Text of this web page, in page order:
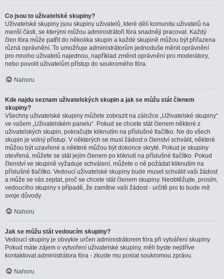
Co jsou to uživatelské skupiny?
Uživatelské skupiny jsou skupiny uživatelů, které dělí komunitu uživatelů na
menší části, se kterými můžou administrátoři fóra snadněji pracovat. Každý
člen fóra může patřit do několika skupin a každé skupině můžou být přiřazena
různá oprávnění. To umožňuje administrátorům jednoduše měnit oprávnění
pro mnoho uživatelů najednou, například změnit oprávnění pro moderátory,
nebo povolit uživatelům přístup do soukromého fóra.
Nahoru
Kde najdu seznam uživatelských skupin a jak se můžu stát členem
skupiny?
Všechny uživatelské skupiny můžete zobrazit na záložce „Uživatelské skupiny“
ve vašem „Uživatelském panelu“. Pokud se chcete stát členem některé z
uživatelských skupin, pokračujte kliknutím na příslušné tlačítko. Ne do všech
skupin je volný přístup. V některých se musí žádost o členství schválit, některé
můžou být uzavřené a některé můžou být dokonce skryté. Pokud je skupiny
otevřená, můžete se stát jejím členem po kliknutí na příslušné tlačítko. Pokud
členství ve skupině vyžaduje schválení, můžete o ně požádat kliknutím na
příslušné tlačítko. Vedoucí uživatelské skupiny bude muset schválit vaši žádost
a může se vás zeptat, proč se chcete stát členem skupiny. Neobtěžujte, prosím,
vedoucího skupiny v případě, že zamítne vaši žádost - určitě pro to bude mít
svoje důvody.
Nahoru
Jak se můžu stát vedoucím skupiny?
Vedoucí skupiny je obvykle určen administrátorem fóra při vytváření skupiny.
Pokud máte zájem o vytvoření uživatelské skupiny, měli byste nejdříve
kontaktovat administrátora fóra - zkuste mu poslat soukromou zprávu.
Nahoru